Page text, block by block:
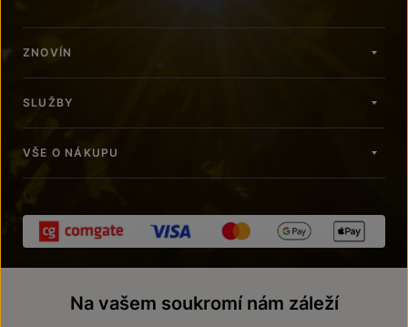
ZNOVÍN
SLUŽBY
VŠE O NÁKUPU
Na vašem soukromí nám záleží